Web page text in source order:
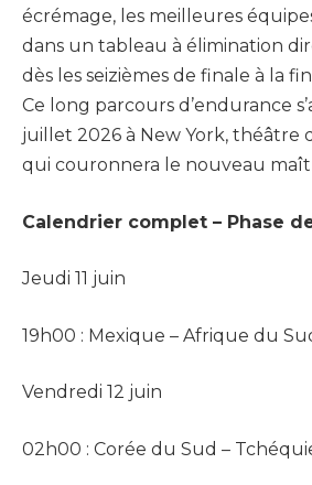
écrémage, les meilleures
dans un tableau à élimination
dès les seizièmes de finale à la
Ce long parcours d’endurance
juillet 2026 à New York, théâtre
qui couronnera le nouveau
Calendrier complet – Phase
Jeudi 11 juin
19h00 : Mexique – Afrique du
Vendredi 12 juin
02h00 : Corée du Sud –